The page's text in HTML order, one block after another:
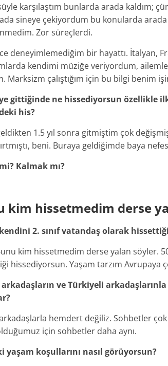
karşılaştım bunlarda arada kaldım;
sineye çekiyordum bu konularda
Zor süreçlerdi.
deneyimlemediğim bir hayattı. İtalyan,
kendimi müziğe veriyordum,
Marksizm çalıştığım için bu bilgi benim
gittiğinde ne hissediyorsun özellikle
his?
1.5 yıl sonra gitmiştim çok
beni. Buraya geldiğimde baya
Kalmak mı?
kim hissetmedim derse
2. sınıf vatandaş olarak
kim hissetmedim derse yalan söyler.
hissediyorsun. Yaşam tarzım Avrupaya
arkadaşların ve Türkiyeli
arkadaşlarla hemdert değiliz. Sohbetler
için sohbetler daha aynı.
yaşam koşullarını nasıl görüyorsun?